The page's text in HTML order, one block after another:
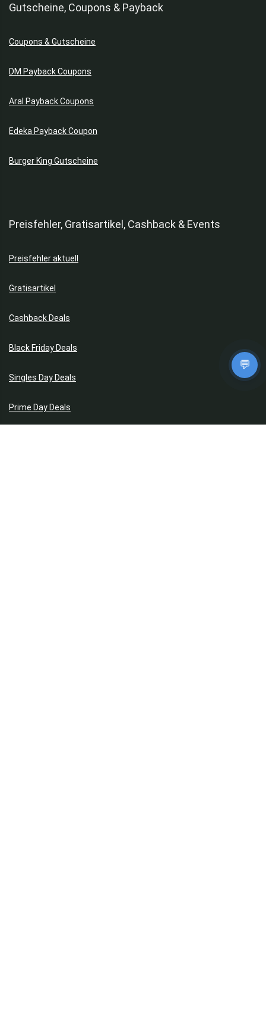
Gutscheine, Coupons & Payback
Coupons & Gutscheine
DM Payback Coupons
Aral Payback Coupons
Edeka Payback Coupon
Burger King Gutscheine
Preisfehler, Gratisartikel, Cashback & Events
Preisfehler aktuell
Gratisartikel
Cashback Deals
Black Friday Deals
Singles Day Deals
Prime Day Deals
💬
Kostenlose App im Play Store downloaden